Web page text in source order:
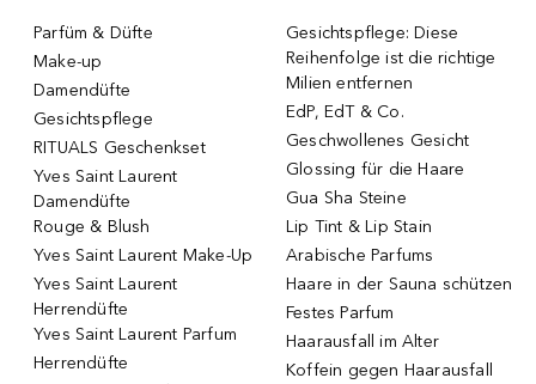
Parfüm & Düfte
Make-up
Damendüfte
Gesichtspflege
RITUALS Geschenkset
Yves Saint Laurent
Damendüfte
Rouge & Blush
Yves Saint Laurent Make-Up
Yves Saint Laurent
Herrendüfte
Yves Saint Laurent Parfum
Herrendüfte
Gesichtspflege: Diese
Reihenfolge ist die richtige
Milien entfernen
EdP, EdT & Co.
Geschwollenes Gesicht
Glossing für die Haare
Gua Sha Steine
Lip Tint & Lip Stain
Arabische Parfums
Haare in der Sauna schützen
Festes Parfum
Haarausfall im Alter
Koffein gegen Haarausfall